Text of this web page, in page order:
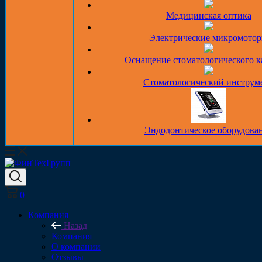
Медицинская оптика
Электрические
Оснащение стоматологического
Стоматологический
Эндодонтическое
0
Компания
Назад
Компания
О компании
Отзывы